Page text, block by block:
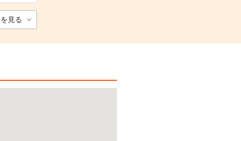
見る